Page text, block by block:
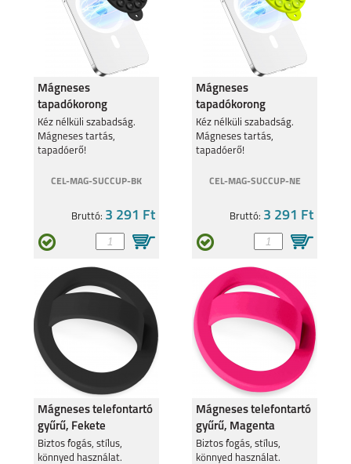
XIAOMI REDMI NOTE
XIAOMI REDMI NOTE
XIAOMI REDMI NOTE
REDMI NOTE 14S REDMI NOTE 15 4G
Mágneses
tapadókorong
mobiltelefonhoz,
Fekete
Kéz nélküli szabadság.
Mágneses tartás,
tapadóerő!
CEL-MAG-SUCCUP-BK
Bruttó: 3 291 Ft
Mágneses
tapadókorong
mobiltelefonhoz,
Neonsárga
Kéz nélküli szabadság.
Mágneses tartás,
tapadóerő!
CEL-MAG-SUCCUP-NE
Bruttó: 3 291 Ft
Mágneses telefontartó
gyűrű, Fekete
Biztos fogás, stílus,
könnyed használat.
Mágneses telefontartó
gyűrű, Magenta
Biztos fogás, stílus,
könnyed használat.